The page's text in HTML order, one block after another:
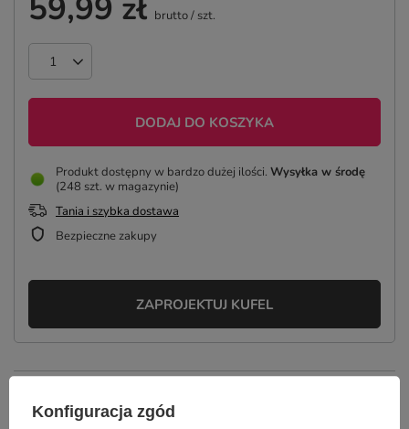
59,99 zł brutto/ szt.
DODAJ DO KOSZYKA
Produkt dostępny w bardzo dużej ilości Wysyłka w środę
(248 szt. w magazynie)
Tania i szybka dostawa
Bezpieczne zakupy
ZAPROJEKTUJ KUFEL
Konfiguracja zgód